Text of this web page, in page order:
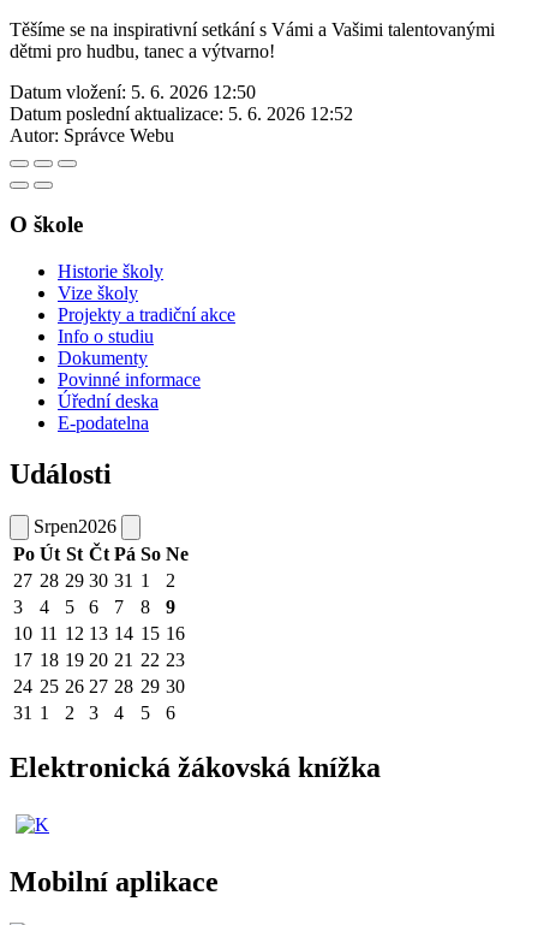
Těšíme se na inspirativní setkání s Vámi a Vašimi talentovanými
dětmi pro hudbu, tanec a výtvarno!
Datum vložení: 5. 6. 2026 12:50
Datum poslední aktualizace: 5. 6. 2026 12:52
Autor: Správce Webu
O škole
Historie školy
Vize školy
Projekty a tradiční akce
Info o studiu
Dokumenty
Povinné informace
Úřední deska
E-podatelna
Události
Srpen2026
Po Út St Čt Pá So Ne
27 28 29 30 31 1
2
3
4 5 6 7 8
9
10 11 12 13 14 15 16
17 18 19 20 21 22 23
24 25 26 27 28 29 30
31 1 2 3 4 5 6
Elektronická žákovská knížka
Mobilní aplikace